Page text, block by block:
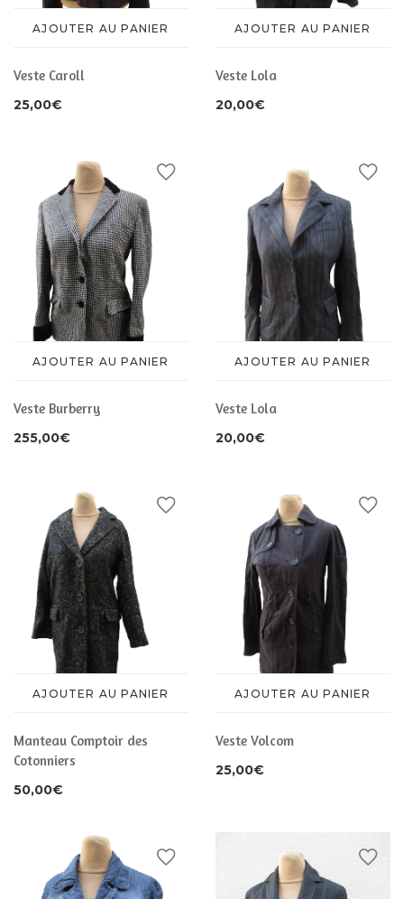
AJOUTER AU PANIER
Veste Caroll
25,00€
AJOUTER AU PANIER
Veste Lola
20,00€
AJOUTER AU PANIER
Veste Burberry
255,00€
AJOUTER AU PANIER
Veste Lola
20,00€
AJOUTER AU PANIER
Manteau Comptoir des
Cotonniers
50,00€
AJOUTER AU PANIER
Veste Volcom
25,00€